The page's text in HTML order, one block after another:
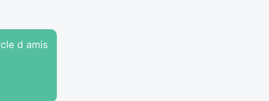
d amis